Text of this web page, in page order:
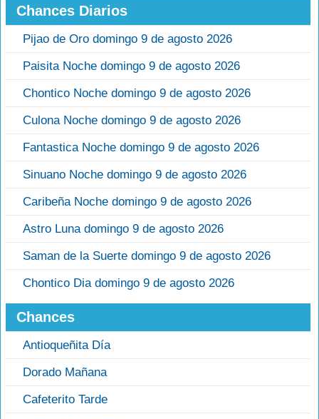
Chances Diarios
Pijao de Oro domingo 9 de agosto 2026
Paisita Noche domingo 9 de agosto 2026
Chontico Noche domingo 9 de agosto 2026
Culona Noche domingo 9 de agosto 2026
Fantastica Noche domingo 9 de agosto 2026
Sinuano Noche domingo 9 de agosto 2026
Caribeña Noche domingo 9 de agosto 2026
Astro Luna domingo 9 de agosto 2026
Saman de la Suerte domingo 9 de agosto 2026
Chontico Dia domingo 9 de agosto 2026
Chances
Antioqueñita Día
Dorado Mañana
Cafeterito Tarde